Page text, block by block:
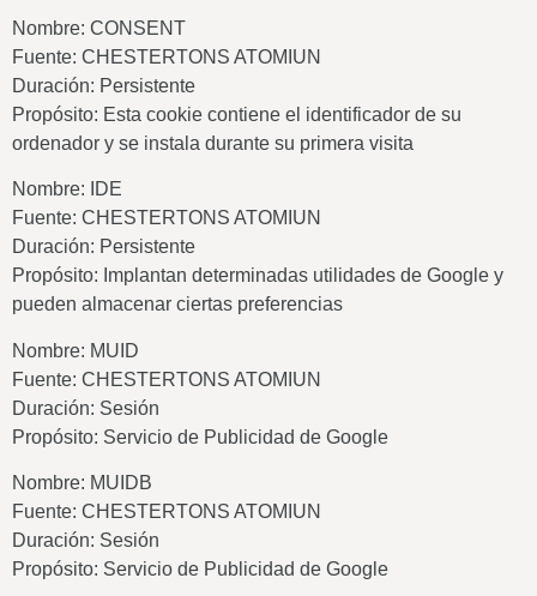
Nombre: CONSENT
Fuente: CHESTERTONS ATOMIUN
Duración: Persistente
Propósito: Esta cookie contiene el identificador de su
ordenador y se instala durante su primera visita
Nombre: IDE
Fuente: CHESTERTONS ATOMIUN
Duración: Persistente
Propósito: Implantan determinadas utilidades de Google y
pueden almacenar ciertas preferencias
Nombre: MUID
Fuente: CHESTERTONS ATOMIUN
Duración: Sesión
Propósito: Servicio de Publicidad de Google
Nombre: MUIDB
Fuente: CHESTERTONS ATOMIUN
Duración: Sesión
Propósito: Servicio de Publicidad de Google